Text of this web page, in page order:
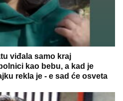
viđala samo kraj
kao bebu, a kad je
rekla je - e sad će osveta